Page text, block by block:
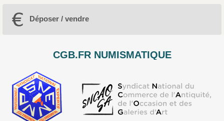
Déposer / vendre
CGB.FR NUMISMATIQUE